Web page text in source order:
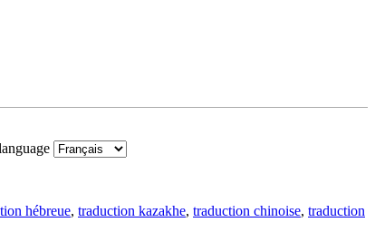
hébreue, traduction kazakhe, traduction chinoise, traduction